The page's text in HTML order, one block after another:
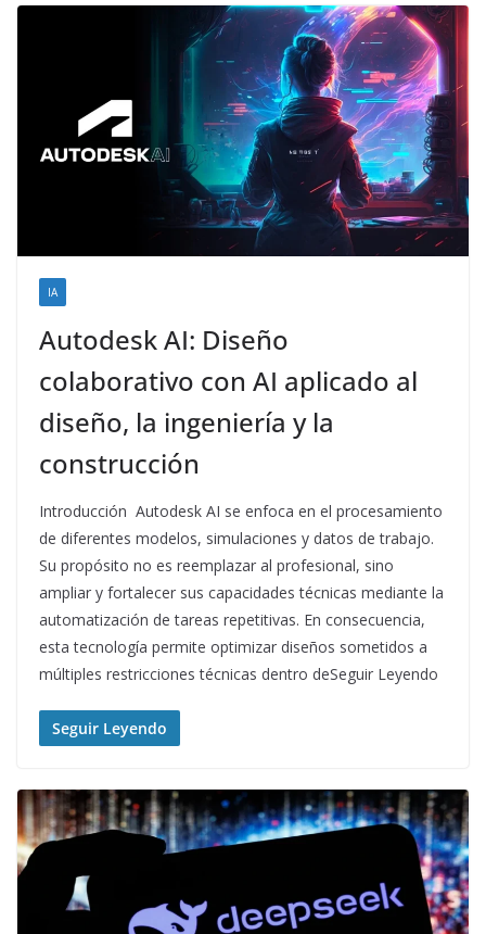
IA
Autodesk AI: Diseño
colaborativo con AI aplicado al
diseño, la ingeniería y la
construcción
Introducción Autodesk AI se enfoca en el procesamiento
de diferentes modelos, simulaciones y datos de trabajo.
Su propósito no es reemplazar al profesional, sino
ampliar y fortalecer sus capacidades técnicas mediante la
automatización de tareas repetitivas. En consecuencia,
esta tecnología permite optimizar diseños sometidos a
múltiples restricciones técnicas dentro deSeguir Leyendo
Seguir Leyendo